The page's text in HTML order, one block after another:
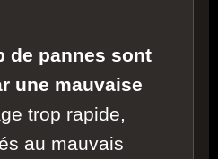
de pannes sont
une mauvaise
trop rapide,
au mauvais